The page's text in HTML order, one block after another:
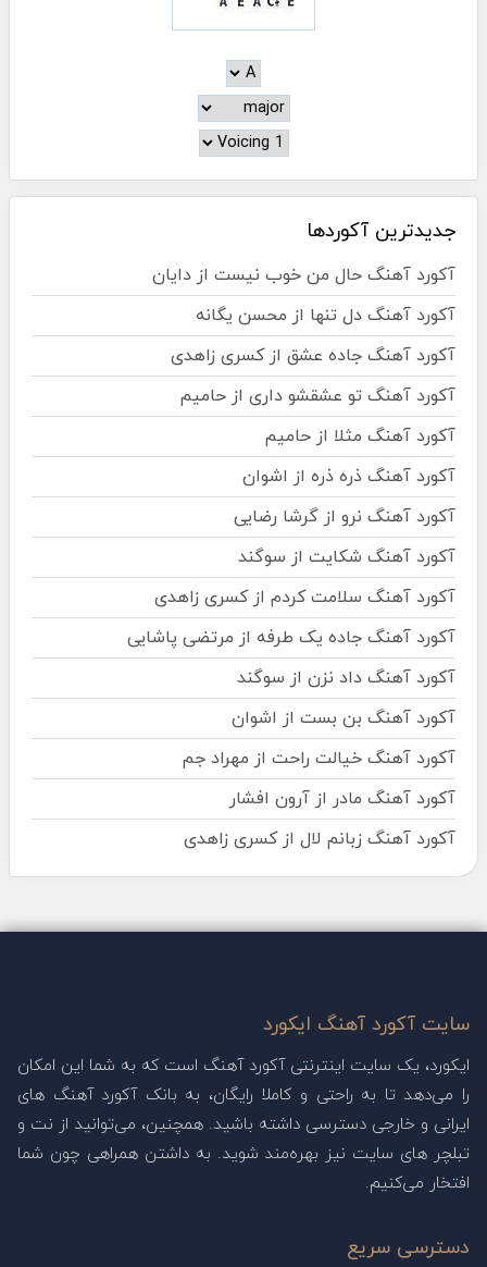
جدیدترین آکوردها
آکورد آهنگ حال من خوب نیست از دایان
آکورد آهنگ دل تنها از محسن یگانه
آکورد آهنگ جاده عشق از کسری زاهدی
آکورد آهنگ تو عشقشو داری از حامیم
آکورد آهنگ مثلا از حامیم
آکورد آهنگ ذره ذره از اشوان
آکورد آهنگ نرو از گرشا رضایی
آکورد آهنگ شکایت از سوگند
آکورد آهنگ سلامت کردم از کسری زاهدی
آکورد آهنگ جاده یک طرفه از مرتضی پاشایی
آکورد آهنگ داد نزن از سوگند
آکورد آهنگ بن بست از اشوان
آکورد آهنگ خیالت راحت از مهراد جم
آکورد آهنگ مادر از آرون افشار
آکورد آهنگ زبانم لال از کسری زاهدی
سایت آکورد آهنگ ایکورد
ایکورد، یک سایت اینترنتی آکورد آهنگ است که به شما این امکان
را می‌دهد تا به راحتی و کاملا رایگان، به بانک آکورد آهنگ های
ایرانی و خارجی دسترسی داشته باشید. همچنین، می‌توانید از نت و
تبلچر های سایت نیز بهره‌مند شوید. به داشتن همراهی چون شما
افتخار می‌کنیم.
دسترسی سریع